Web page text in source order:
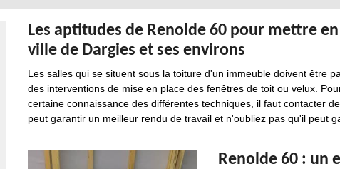
Les aptitudes de Renolde 60 pour mettre
ville de Dargies et ses environs
Les salles qui se situent sous la toiture d'un immeuble doivent être
des interventions de mise en place des fenêtres de toit ou velux.
certaine connaissance des différentes techniques, il faut contacter
peut garantir un meilleur rendu de travail et n'oubliez pas qu'il peut
Renolde 60 : un